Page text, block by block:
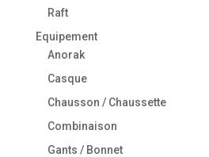
Raft
Equipement
Anorak
Casque
Chausson / Chaussette
Combinaison
Gants / Bonnet